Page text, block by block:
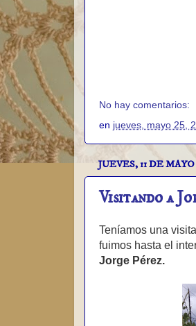
No hay comentarios:
en jueves, mayo 25,
JUEVES, 11 DE
Visitando a
Teníamos una
fuimos hasta el
Jorge Pérez.